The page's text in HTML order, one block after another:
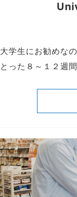
大学生にお勧めな
とった８～１２週